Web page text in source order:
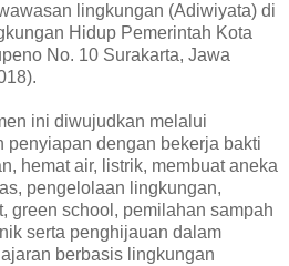
lingkungan (Adiwiyata) di
Hidup Pemerintah Kota
No. 10 Surakarta, Jawa
ini diwujudkan melalui
penyiapan dengan bekerja bakti
hemat air, listrik, membuat aneka
pengelolaan lingkungan,
green school, pemilahan sampah
serta penghijauan dalam
berbasis lingkungan